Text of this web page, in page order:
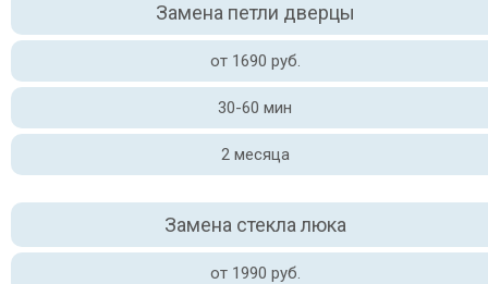
Замена петли дверцы
от 1690 руб.
30-60 мин
2 месяца
Замена стекла люка
от 1990 руб.